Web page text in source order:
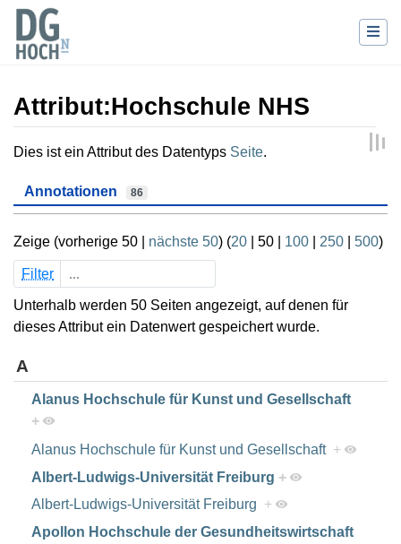
Attribut:Hochschule NHS
Wechseln zu:Navigation,Suche
Dies ist ein Attribut des Datentyps Seite.
Annotationen 86
Zeige (vorherige 50 nächste 50) (20 50 100 250 500)
Filter
Unterhalb werden 50 Seiten angezeigt, auf denen für
dieses Attribut ein Datenwert gespeichert wurde.
A
Alanus Hochschule für Kunst und Gesellschaft
+
Alanus Hochschule für Kunst und Gesellschaft +
Albert-Ludwigs-Universität Freiburg +
Albert-Ludwigs-Universität Freiburg +
Apollon Hochschule der Gesundheitswirtschaft